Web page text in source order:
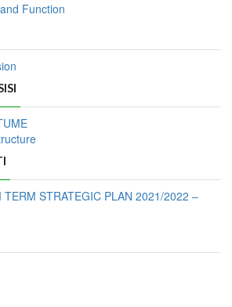
Function
TERM STRATEGIC PLAN 2021/2022 –